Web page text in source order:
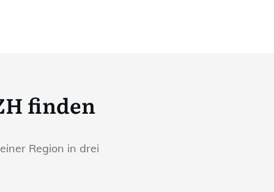
finden
Region in drei